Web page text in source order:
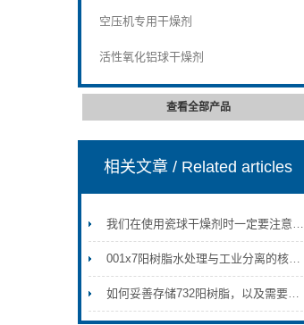
空压机专用干燥剂
活性氧化铝球干燥剂
查看全部产品
相关文章/ Related articles
我们在使用瓷球干燥剂时一定要注意这两点
001x7阳树脂水处理与工业分离的核心材料
如何妥善存储732阳树脂，以及需要注意的要点